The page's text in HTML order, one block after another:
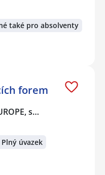
také pro absolventy
forem
s…
Plný úvazek